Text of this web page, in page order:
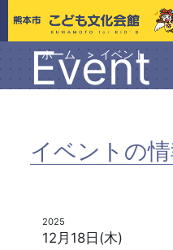
ホーム イベント
Event
イベントの
2025
12月18日(木)